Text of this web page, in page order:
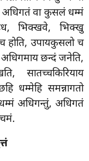
वा कुसलं धम्मं
भिक्खवे, भिक्खु
उपायकुसलो च
अधिगमाय छन्दं जनेति,
सातच्चकिरियाय
धम्मेहि समन्नागतो
अधिगन्तुं, अधिगतं